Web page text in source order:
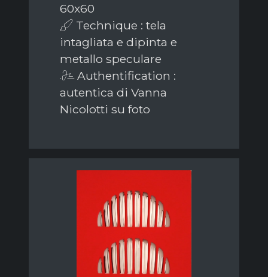
60x60
Technique : tela
intagliata e dipinta e
metallo speculare
Authentification :
autentica di Vanna
Nicolotti su foto